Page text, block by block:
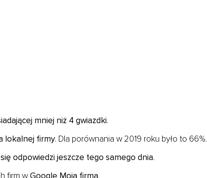
mniej niż 4 gwiazdki.
lokalnej firmy. Dla porównania w 2019 roku było to 66%.
odpowiedzi jeszcze tego samego dnia.
firm wGoogle Moja firma.